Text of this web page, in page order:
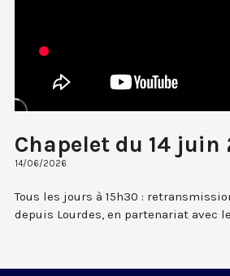
Chapelet du 14 juin
14/06/2026
Tous les jours à 15h30 :
depuis Lourdes, en partenariat avec